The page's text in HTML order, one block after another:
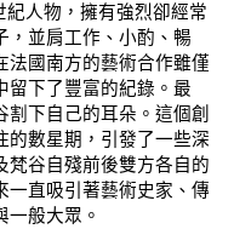
人物，擁有強烈卻經常
，並肩工作、小酌、暢
法國南方的藝術合作雖僅
留下了豐富的紀錄。最
下自己的耳朵。這個創
的數星期，引發了一些深
梵谷自殘前後雙方各自的
一直吸引著藝術史家、傳
與一般大眾。